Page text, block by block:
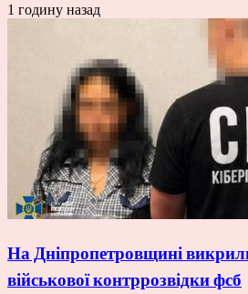
1 годину назад
На Дніпропетровщині
військової контррозвідки фсб